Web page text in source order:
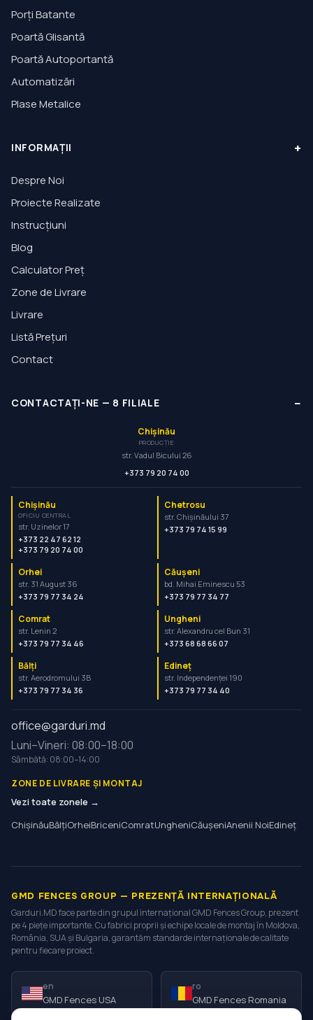
Porți Batante
Poartă Glisantă
Poartă Autoportantă
Automatizări
Plase Metalice
INFORMAȚII +
Despre Noi
Proiecte Realizate
Instrucțiuni
Blog
Calculator Preț
Zone de Livrare
Livrare
Listă Prețuri
Contact
CONTACTAȚI-NE — 8 FILIALE −
Chișinău
PRODUCȚIE
str. Vadul Bicului 26
+373 79 20 74 00
Chișinău
OFICIU CENTRAL
str. Uzinelor 17
+373 22 47 62 12
+373 79 20 74 00
Chetrosu
str. Chișinăului 37
+373 79 74 15 99
Orhei
str. 31 August 36
+373 79 77 34 24
Căușeni
bd. Mihai Eminescu 53
+373 79 77 34 77
Comrat
str. Lenin 2
+373 79 77 34 46
Ungheni
str. Alexandru cel Bun 31
+373 68 68 66 07
Bălți
str. Aerodromului 3B
+373 79 77 34 36
Edineț
str. Independenței 190
+373 79 77 34 40
office@garduri.md
Luni–Vineri: 08:00–18:00
Sâmbătă: 08:00–14:00
ZONE DE LIVRARE ȘI MONTAJ
Vezi toate zonele →
ChișinăuBălțiOrheiBriceniComratUngheniCăușeniAnenii NoiEdineț
GMD FENCES GROUP — PREZENȚĂ INTERNAȚIONALĂ
Garduri.MD face parte din grupul internațional GMD Fences Group, prezent
pe 4 piețe importante. Cu fabrici proprii și echipe locale de montaj în Moldova,
România, SUA și Bulgaria, garantăm standarde internaționale de calitate
pentru fiecare proiect.
en
GMD Fences USA
ro
GMD Fences Romania